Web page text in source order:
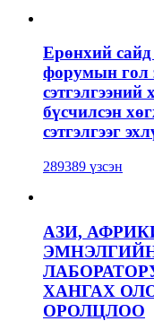
Ерөнхий
форумын гол
бүсчилсэн
сэтгэлгээг
289389 үзсэн
АЗИ,
ХАНГАХ
ОРОЛЦЛОО